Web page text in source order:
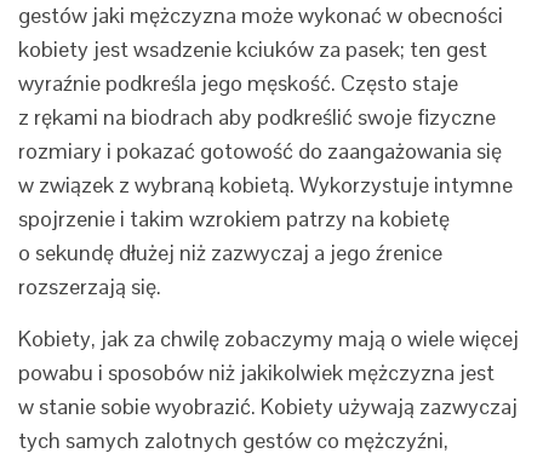
gestów jaki mężczyzna może wykonać w obecności
kobiety jest wsadzenie kciuków za pasek; ten gest
wyraźnie podkreśla jego męskość. Często staje
z rękami na biodrach aby podkreślić swoje fizyczne
rozmiary i pokazać gotowość do zaangażowania się
w związek z wybraną kobietą. Wykorzystuje intymne
spojrzenie i takim wzrokiem patrzy na kobietę
o sekundę dłużej niż zazwyczaj a jego źrenice
rozszerzają się.
Kobiety, jak za chwilę zobaczymy mają o wiele więcej
powabu i sposobów niż jakikolwiek mężczyzna jest
w stanie sobie wyobrazić. Kobiety używają zazwyczaj
tych samych zalotnych gestów co mężczyźni,